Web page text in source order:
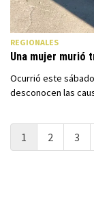
REGIONALES
Una mujer murió
Ocurrió este
desconocen las
1 2 3